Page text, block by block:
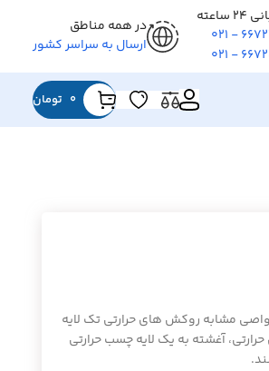
- ۰۲۱
- ۰۲۱
در همه مناطق
ارسال به سراسر کشور
0 تومان
چسب دارخواصی مشابه روکش های حرارتی تک لایه
آغشته به یک لایه چسب حرارتی